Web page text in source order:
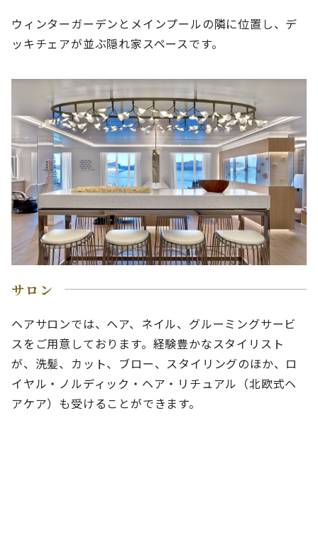
ウィンターガーデンとメインプールの隣に位置し、デ
ッキチェアが並ぶ隠れ家スペースです。
サロン
ヘアサロンでは、ヘア、ネイル、グルーミングサービ
スをご用意しております。経験豊かなスタイリスト
が、洗髪、カット、ブロー、スタイリングのほか、ロ
イヤル・ノルディック・ヘア・リチュアル（北欧式ヘ
アケア）も受けることができます。